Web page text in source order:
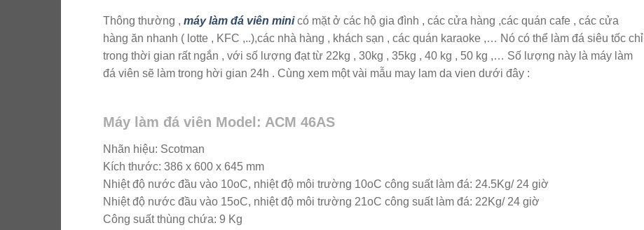
Thông thường , máy làm đá viên minicó mặt ở các hộ gia đình , các cửa hàng ,các quán cafe , các cửa
hàng ăn nhanh ( lotte , KFC ,..),các nhà hàng , khách sạn , các quán karaoke ,… Nó có thể làm đá siêu tốc chỉ
trong thời gian rất ngắn , với số lượng đạt từ 22kg , 30kg , 35kg , 40 kg , 50 kg ,… Số lượng này là máy làm
đá viên sẽ làm trong hời gian 24h . Cùng xem một vài mẫu may lam da vien dưới đây :
Máy làm đá viên Model: ACM 46AS
Nhãn hiệu: Scotman
Kích thước: 386 x 600 x 645 mm
Nhiệt độ nước đầu vào 10oC, nhiệt độ môi trường 10oC công suất làm đá: 24.5Kg/ 24 giờ
Nhiệt độ nước đầu vào 15oC, nhiệt độ môi trường 21oC công suất làm đá: 22Kg/ 24 giờ
Công suất thùng chứa: 9 Kg